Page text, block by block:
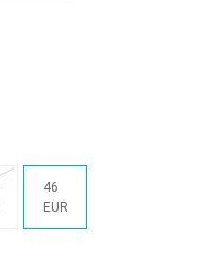
46
EUR